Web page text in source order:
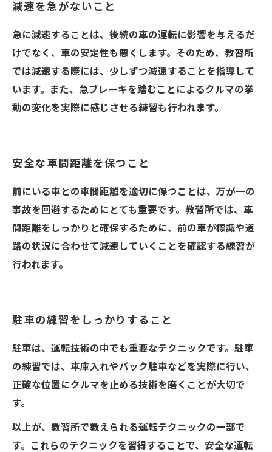
減速を急がないこと
急に減速することは、後続の車の運転に影響を与えるだ
けでなく、車の安定性も悪くします。そのため、教習所
では減速する際には、少しずつ減速することを指導して
います。また、急ブレーキを踏むことによるクルマの挙
動の変化を実際に感じさせる練習も行われます。
安全な車間距離を保つこと
前にいる車との車間距離を適切に保つことは、万が一の
事故を回避するためにとても重要です。教習所では、車
間距離をしっかりと確保するために、前の車が標識や道
路の状況に合わせて減速していくことを確認する練習が
行われます。
駐車の練習をしっかりすること
駐車は、運転技術の中でも重要なテクニックです。駐車
の練習では、車庫入れやバック駐車などを実際に行い、
正確な位置にクルマを止める技術を磨くことが大切で
す。
以上が、教習所で教えられる運転テクニックの一部で
す。これらのテクニックを習得することで、安全な運転